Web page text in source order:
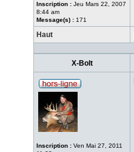
Inscription : Jeu Mars 22, 2007
8:44 am
Message(s) : 171
Haut
X-Bolt
Inscription : Ven Mai 27, 2011